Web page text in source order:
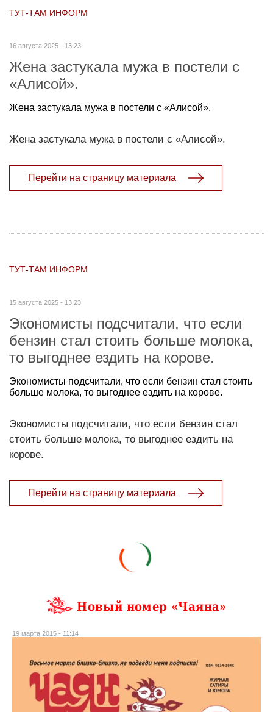
ТУТ-ТАМ ИНФОРМ
16 августа 2025 - 13:23
Жена застукала мужа в постели с
«Алисой».
Жена застукала мужа в постели с «Алисой».
Жена застукала мужа в постели с «Алисой».
Перейти на страницу материала
ТУТ-ТАМ ИНФОРМ
15 августа 2025 - 13:23
Экономисты подсчитали, что если
бензин стал стоить больше молока,
то выгоднее ездить на корове.
Экономисты подсчитали, что если бензин стал стоить
больше молока, то выгоднее ездить на корове.
Экономисты подсчитали, что если бензин стал
стоить больше молока, то выгоднее ездить на
корове.
Перейти на страницу материала
Новый номер «Чаяна»
19 марта 2015 - 11:14